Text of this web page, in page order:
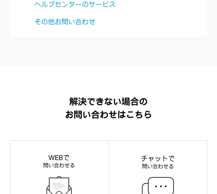
ヘルプセンターのサービス
その他お問い合わせ
解決できない場合の
お問い合わせはこちら
WEBで
問い合わせる
チャットで
問い合わせる